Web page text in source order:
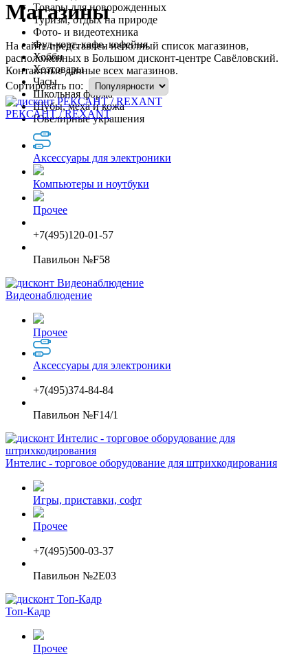
Товары для новорожденных
Туризм, отдых на природе
Фото- и видеотехника
Фуд-корт, кафе, кофейня
Хобби
Хозтовары
Часы
Школьная форма
Шубы, меха и кожа
Ювелирные украшения
Магазины
На сайте представлен неполный список магазинов,
расположенных в Большом дисконт-центре Савёловский.
Контактные данные всех магазинов.
Сортировать по:
РЕКСАНТ / REXANT
Аксессуары для электроники
Компьютеры и ноутбуки
Прочее
+7(495)120-01-57
Павильон №F58
Видеонаблюдение
Прочее
Аксессуары для электроники
+7(495)374-84-84
Павильон №F14/1
Интелис - торговое оборудование для штрихкодирования
Игры, приставки, софт
Прочее
+7(495)500-03-37
Павильон №2E03
Топ-Кадр
Прочее